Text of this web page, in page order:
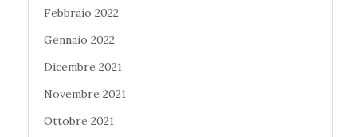
Febbraio 2022
Gennaio 2022
Dicembre 2021
Novembre 2021
Ottobre 2021